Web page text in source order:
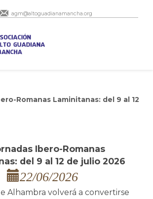
agm@altoguadianamancha.org
Romanas Laminitanas: del 9 al 12
Ibero-Romanas
del 9 al 12 de julio 2026
22/06/2026
Alhambra volverá a convertirse